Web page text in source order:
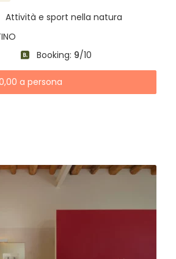
Attività e sport nella natura
Booking: 9/10
a persona